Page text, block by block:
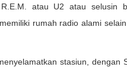
atau U2 atau selusin
rumah radio alami
stasiun, dengan